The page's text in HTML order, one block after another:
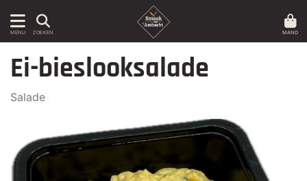
MENU ZOEKEN MAND
Ei-bieslooksalade
Salade